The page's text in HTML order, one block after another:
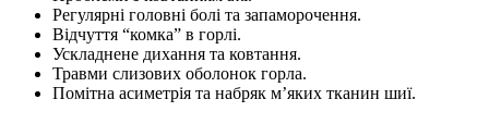
Регулярні головні болі та запаморочення.
Відчуття “комка” в горлі.
Ускладнене дихання та ковтання.
Травми слизових оболонок горла.
Помітна асиметрія та набряк м’яких тканин шиї.